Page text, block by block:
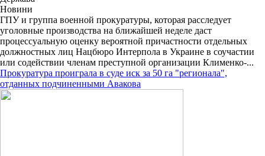
Новини
ГПУ и группа военной прокуратуры, которая расследует
уголовные производства на ближайшей неделе даст
процессуальную оценку вероятной причастности отдельных
должностных лиц Нацбюро Интерпола в Украине в соучастии
или содействии членам преступной организации Клименко-...
Прокуратура проиграла в суде иск за 50 га "регионала",
отданных подчиненными Авакова